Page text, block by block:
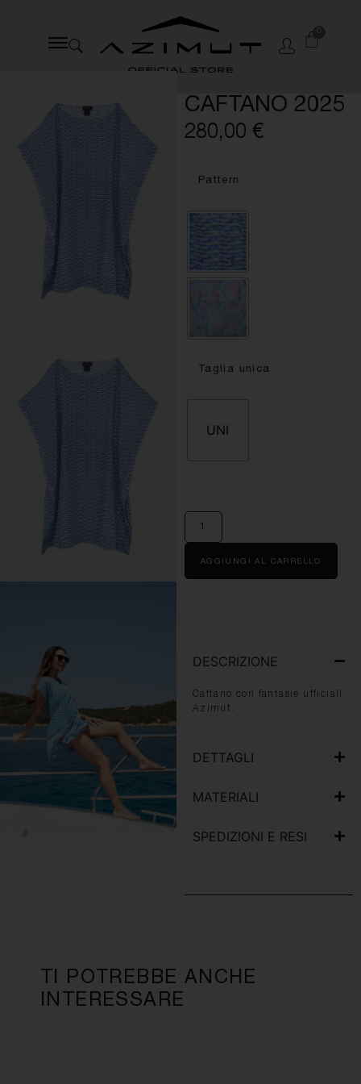
CAFTANO 2025
280,00 €
Pattern
Taglia unica
UNI
AGGIUNGI AL CARRELLO
DESCRIZIONE
Caftano con fantasie ufficiali
Azimut.
DETTAGLI
MATERIALI
SPEDIZIONI E RESI
TI POTREBBE ANCHE
INTERESSARE